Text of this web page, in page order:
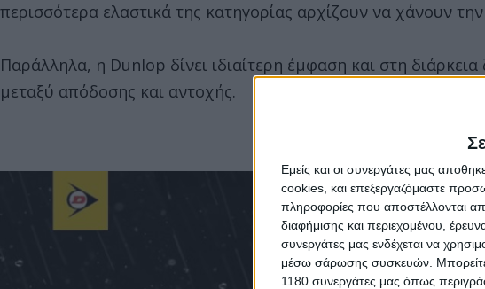
Εμείς και οι συνεργάτες μας
cookies, και επεξεργαζόμαστε
πληροφορίες που αποστέλλονται
διαφήμισης και περιεχομένου,
συνεργάτες μας ενδέχεται να
μέσω σάρωσης συσκευών. Μπορείτε
1180 συνεργάτες μας όπως
περισσότερα ελαστικά της κατηγορίας αρχίζουν να χάνουν
Παράλληλα, η Dunlop δίνει ιδιαίτερη έμφαση και στη
μεταξύ απόδοσης και αντοχής.